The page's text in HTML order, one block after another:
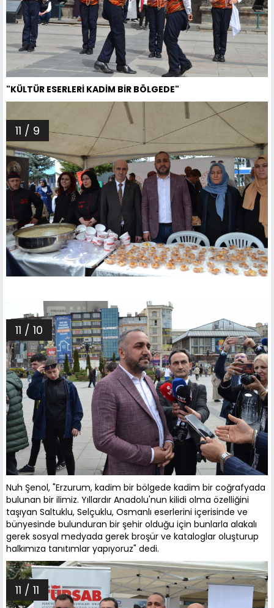
"KÜLTÜR ESERLERİ KADİM BİR BÖLGEDE"
11 / 9
11 / 10
Nuh Şenol, "Erzurum, kadim bir bölgede kadim bir coğrafyada
bulunan bir ilimiz. Yıllardır Anadolu'nun kilidi olma özelliğini
taşıyan Saltuklu, Selçuklu, Osmanlı eserlerini içerisinde ve
bünyesinde bulunduran bir şehir olduğu için bunlarla alakalı
gerek sosyal medyada gerek broşür ve kataloglar oluşturup
halkımıza tanıtımlar yapıyoruz" dedi.
11 / 11